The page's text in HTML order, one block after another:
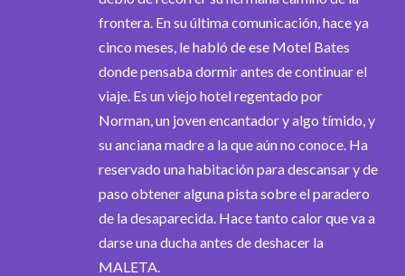
frontera. En su última comunicación, hace ya
cinco meses, le habló de ese Motel Bates
donde pensaba dormir antes de continuar el
viaje. Es un viejo hotel regentado por
Norman, un joven encantador y algo tímido, y
su anciana madre a la que aún no conoce. Ha
reservado una habitación para descansar y de
paso obtener alguna pista sobre el paradero
de la desaparecida. Hace tanto calor que va a
darse una ducha antes de deshacer la
MALETA.